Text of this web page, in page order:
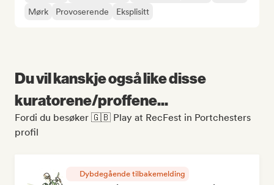
Mørk
Provoserende Eksplisitt
Du vil kanskje også like disse
kuratorene/proffene...
Fordi du besøker 🇬🇧 Play at RecFest in Portchesters
profil
Dybdegående tilbakemelding